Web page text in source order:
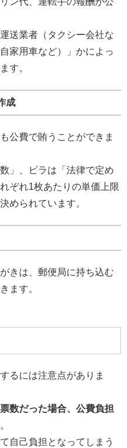
送業者（タクシー会社な
家用車など）」かによっ
す。
成
公費で賄うことができま
」、ビラは「法律で定め
ぞれ1枚あたりの単価上限
められています。
きは、郵便局に持ち込む
ます。
るには注意点がありま
数だった場合、公費負担
自己負担となってしまう